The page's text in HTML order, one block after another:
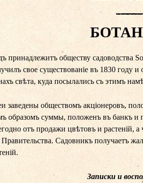
принадлежитъ обществу садоводства
свое существованіе въ 1830 году
свѣта, куда посылались съ этимъ
заведены обществомъ акціонеровъ,
образомъ суммы, положенъ въ банкъ и
отъ продажи цвѣтовъ и растеній, а
Правительства. Садовникъ получаетъ
Записки и